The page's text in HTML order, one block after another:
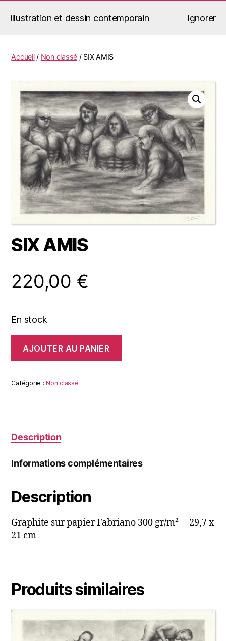
illustration et dessin contemporain Ignorer
Jérémy Le Corvaisier
Accueil/ Non classé / SIX AMIS
SIX AMIS
220,00 €
En stock
SIX
AJOUTER AU PANIER
Catégorie :Non classé
Description
Informations complémentaires
Description
Graphite sur papier Fabriano 300 gr/m² – 29,7 x
21 cm
Produits similaires